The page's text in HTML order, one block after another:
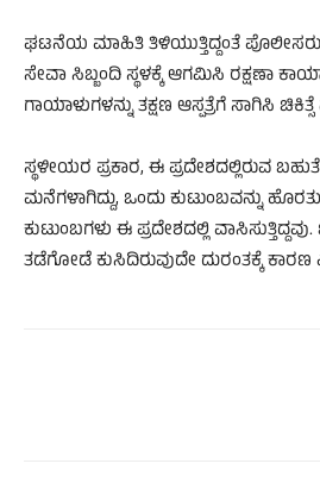
ಘಟನೆಯ ಮಾಹಿತಿ ತಿಳಿಯುತ್ತಿದ್ದಂತೆ ಪೊಲೀಸರು,
ಸೇವಾ ಸಿಬ್ಬಂದಿ ಸ್ಥಳಕ್ಕೆ ಆಗಮಿಸಿ ರಕ್ಷಣಾ
ಗಾಯಾಳುಗಳನ್ನು ತಕ್ಷಣ ಆಸ್ಪತ್ರೆಗೆ ಸಾಗಿಸಿ
ಸ್ಥಳೀಯರ ಪ್ರಕಾರ, ಈ ಪ್ರದೇಶದಲ್ಲಿರುವ
ಮನೆಗಳಾಗಿದ್ದು, ಒಂದು ಕುಟುಂಬವನ್ನು
ಕುಟುಂಬಗಳು ಈ ಪ್ರದೇಶದಲ್ಲಿ
ತಡೆಗೋಡೆ ಕುಸಿದಿರುವುದೇ ದುರಂತಕ್ಕೆ ಕಾರಣ